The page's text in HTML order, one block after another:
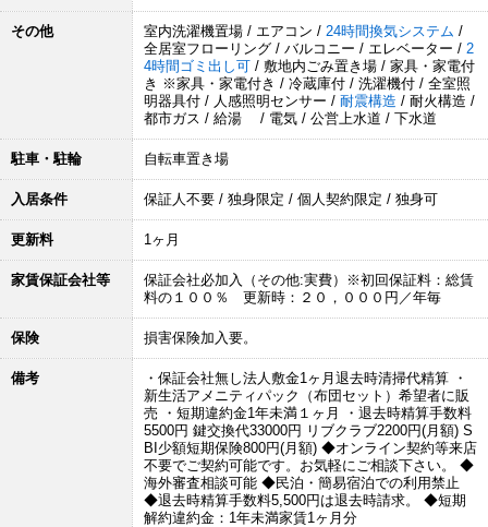
その他 室内洗濯機置場 / エアコン / 24時間換気システム /
全居室フローリング / バルコニー / エレベーター / 2
4時間ゴミ出し可 / 敷地内ごみ置き場 / 家具・家電付
き ※家具・家電付き / 冷蔵庫付 / 洗濯機付 / 全室照
明器具付 / 人感照明センサー / 耐震構造 / 耐火構造 /
都市ガス / 給湯 / 電気 / 公営上水道 / 下水道
駐車・駐輪 自転車置き場
入居条件 保証人不要 / 独身限定 / 個人契約限定 / 独身可
更新料 1ヶ月
家賃保証会社等
保証会社必加入（その他:実費）※初回保証料：総賃
料の１００％ 更新時：２０，０００円／年毎
保険 損害保険加入要。
備考
・保証会社無し法人敷金1ヶ月退去時清掃代精算 ・
新生活アメニティパック（布団セット）希望者に販
売 ・短期違約金1年未満１ヶ月 ・退去時精算手数料
5500円 鍵交換代33000円 リブクラブ2200円(月額) S
BI少額短期保険800円(月額) ◆オンライン契約等来店
不要でご契約可能です。お気軽にご相談下さい。 ◆
海外審査相談可能 ◆民泊・簡易宿泊での利用禁止
◆退去時精算手数料5,500円は退去時請求。 ◆短期
解約違約金：1年未満家賃1ヶ月分